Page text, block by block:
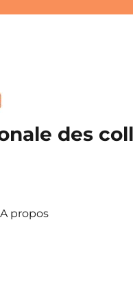
des
A propos